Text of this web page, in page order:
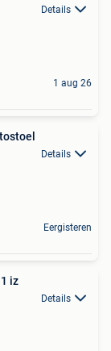
Details
1 aug 26
Details
Eergisteren
iz
Details